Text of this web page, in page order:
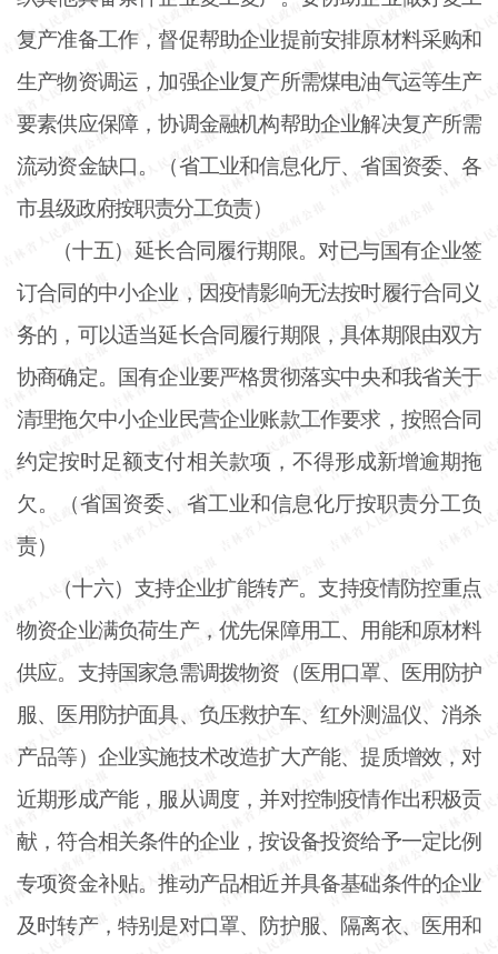
复产准备工作，督促帮助企业提前安排原材料采购和
生产物资调运，加强企业复产所需煤电油气运等生产
要素供应保障，协调金融机构帮助企业解决复产所需
流动资金缺口。（省工业和信息化厅、省国资委、各
市县级政府按职责分工负责）
（十五）延长合同履行期限。对已与国有企业签
订合同的中小企业，因疫情影响无法按时履行合同义
务的，可以适当延长合同履行期限，具体期限由双方
协商确定。国有企业要严格贯彻落实中央和我省关于
清理拖欠中小企业民营企业账款工作要求，按照合同
约定按时足额支付相关款项，不得形成新增逾期拖
欠。（省国资委、省工业和信息化厅按职责分工负
责）
（十六）支持企业扩能转产。支持疫情防控重点
物资企业满负荷生产，优先保障用工、用能和原材料
供应。支持国家急需调拨物资（医用口罩、医用防护
服、医用防护面具、负压救护车、红外测温仪、消杀
产品等）企业实施技术改造扩大产能、提质增效，对
近期形成产能，服从调度，并对控制疫情作出积极贡
献，符合相关条件的企业，按设备投资给予一定比例
专项资金补贴。推动产品相近并具备基础条件的企业
及时转产，特别是对口罩、防护服、隔离衣、医用和